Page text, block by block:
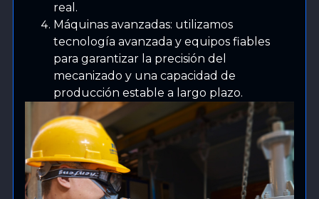
real.
Máquinas avanzadas: utilizamos
tecnología avanzada y equipos fiables
para garantizar la precisión del
mecanizado y una capacidad de
producción estable a largo plazo.